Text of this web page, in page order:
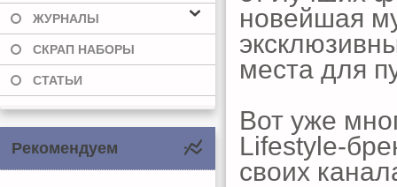
ЖУРНАЛЫ
СКРАП НАБОРЫ
СТАТЬИ
Рекомендуем
новейшая
места для
Вот уже
Lifestyle-
своих